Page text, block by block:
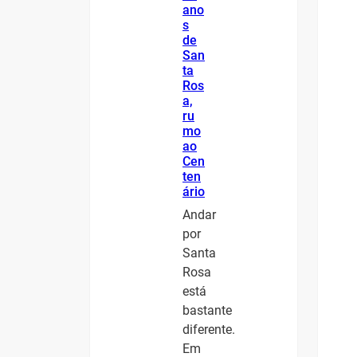
ano
s
de
San
ta
Ros
a,
ru
mo
ao
Cen
ten
ário
Andar
por
Santa
Rosa
está
bastante
diferente.
Em